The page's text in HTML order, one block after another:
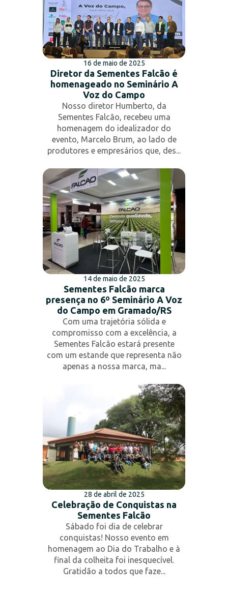
16 de maio de 2025
Diretor da Sementes Falcão é
homenageado no Seminário A
Voz do Campo
Nosso diretor Humberto, da
Sementes Falcão, recebeu uma
homenagem do idealizador do
evento, Marcelo Brum, ao lado de
produtores e empresários que, des...
14 de maio de 2025
Sementes Falcão marca
presença no 6º Seminário A Voz
do Campo em Gramado/RS
Com uma trajetória sólida e
compromisso com a excelência, a
Sementes Falcão estará presente
com um estande que representa não
apenas a nossa marca, ma...
28 de abril de 2025
Celebração de Conquistas na
Sementes Falcão
Sábado foi dia de celebrar
conquistas! Nosso evento em
homenagem ao Dia do Trabalho e à
final da colheita foi inesquecível.
Gratidão a todos que faze...